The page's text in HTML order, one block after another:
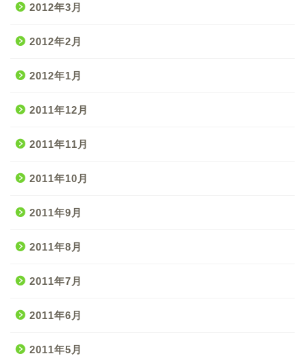
2012年3月
2012年2月
2012年1月
2011年12月
2011年11月
2011年10月
2011年9月
2011年8月
2011年7月
2011年6月
2011年5月